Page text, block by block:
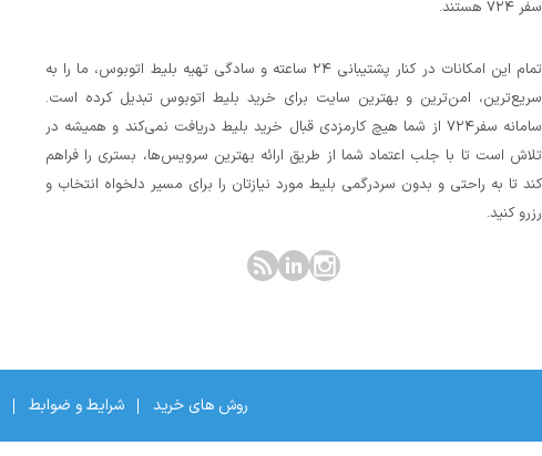
سفر ۷۲۴ هستند.
تمام این امکانات در کنار پشتیبانی‌ ۲۴ ساعته و سادگی تهیه بلیط اتوبوس، ما را به
سریع‌ترین، امن‌ترین و بهترین سایت برای خرید بلیط اتوبوس تبدیل کرده است.
سامانه سفر۷۲۴ از شما هیچ کارمزدی قبال خرید بلیط دریافت نمی‌کند و همیشه در
تلاش است تا با جلب اعتماد شما از طریق ارائه بهترین سرویس‌ها، بستری را فراهم
کند تا به راحتی و بدون سردرگمی بلیط مورد نیازتان را برای مسیر دلخواه انتخاب و
رزرو کنید.
روش های خرید شرایط و ضوابط